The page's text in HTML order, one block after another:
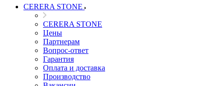
CERERA STONE
CERERA STONE
Цены
Партнерам
Вопрос-ответ
Гарантия
Оплата и доставка
Производство